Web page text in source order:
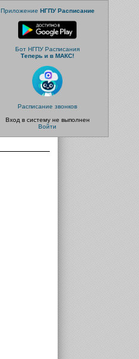
Приложение НГПУ Расписание
Бот НГПУ Расписания
Теперь и в МАКС!
Расписание звонков
Вход в систему не выполнен
Войти